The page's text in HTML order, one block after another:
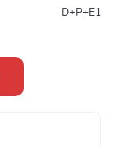
D+P+E1